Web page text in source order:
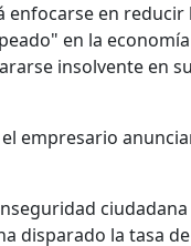
en
en la
insolvente en
empresario
disparado la tasa